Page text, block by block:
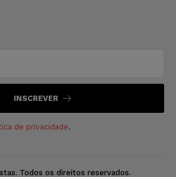
INSCREVER
de privacidade.
Todos os direitos reservados.